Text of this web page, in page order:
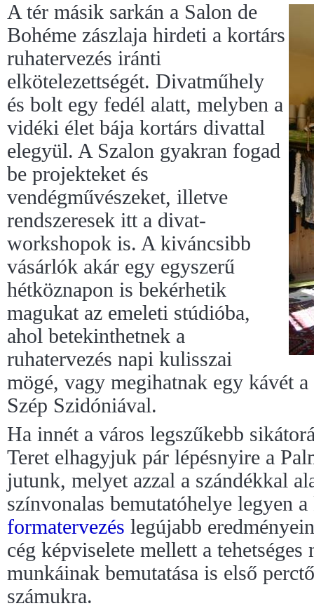
A tér másik sarkán a Salon de
Bohéme zászlaja hirdeti a kortárs
ruhatervezés iránti
elkötelezettségét. Divatműhely
és bolt egy fedél alatt, melyben a
vidéki élet bája kortárs divattal
elegyül. A Szalon gyakran fogad
be projekteket és
vendégművészeket, illetve
rendszeresek itt a divat-
workshopok is. A kiváncsibb
vásárlók akár egy egyszerű
hétköznapon is bekérhetik
magukat az emeleti stúdióba,
ahol betekinthetnek a
ruhatervezés napi kulisszai
mögé, vagy megihatnak egy kávét
Szép Szidóniával.
Ha innét a város legszűkebb
Teret elhagyjuk pár lépésnyire a
jutunk, melyet azzal a szándékkal
színvonalas bemutatóhelye legyen
formatervezés legújabb
cég képviselete mellett a
munkáinak bemutatása is első
számukra.